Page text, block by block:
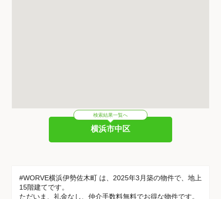
検索結果一覧へ
横浜市中区
#WORVE横浜伊勢佐木町 は、2025年3月築の物件で、地上
15階建てです。
ただいま、礼金なし、仲介手数料無料でお得な物件です。